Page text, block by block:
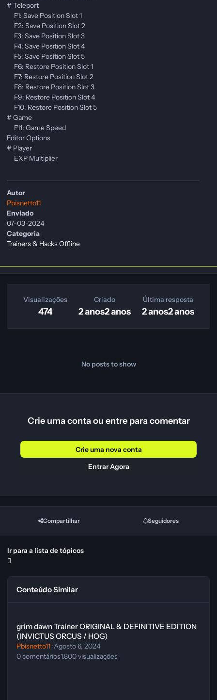
# Teleport
F1: Save Position Slot 1
F2: Save Position Slot 2
F3: Save Position Slot 3
F4: Save Position Slot 4
F5: Save Position Slot 5
F6: Restore Position Slot 1
F7: Restore Position Slot 2
F8: Restore Position Slot 3
F9: Restore Position Slot 4
F10: Restore Position Slot 5
# Game
F11: Game Speed
Editor Options
# Player
EXP Multiplier
Autor
Pbisnetto11
Enviado
07-03-2024
Categoria
Trainers & Hacks Offline
Visualizações
474
Criado
2 anos2 anos
Última resposta
2 anos2 anos
No posts to show
Crie uma conta ou entre para comentar
Crie uma nova conta
Entrar Agora
Compartilhar Seguidores
Ir para a lista de tópicos
Conteúdo Similar
grim dawn Trainer ORIGINAL & DEFINITIVE EDITION
(INVICTUS ORCUS / HOG)
Pbisnetto11·Agosto 6, 2024
0comentários1.800visualizações